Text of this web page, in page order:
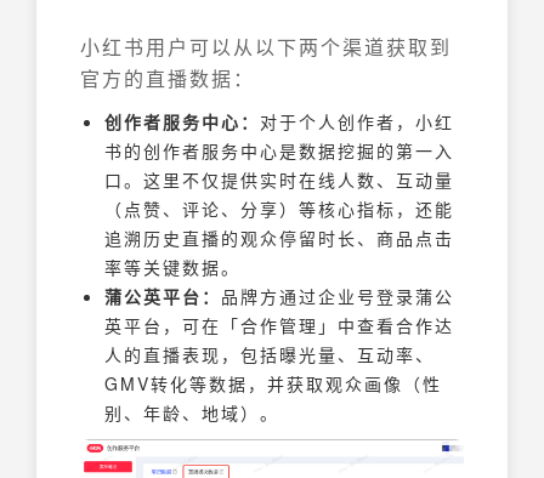
小红书用户可以从以下两个渠道获取到
官方的直播数据：
创作者服务中心： 对于个人创作者，小红
书的创作者服务中心是数据挖掘的第一入
口。这里不仅提供实时在线人数、互动量
（点赞、评论、分享）等核心指标，还能
追溯历史直播的观众停留时长、商品点击
率等关键数据。
蒲公英平台： 品牌方通过企业号登录蒲公
英平台，可在「合作管理」中查看合作达
人的直播表现，包括曝光量、互动率、
GMV转化等数据，并获取观众画像（性
别、年龄、地域）。